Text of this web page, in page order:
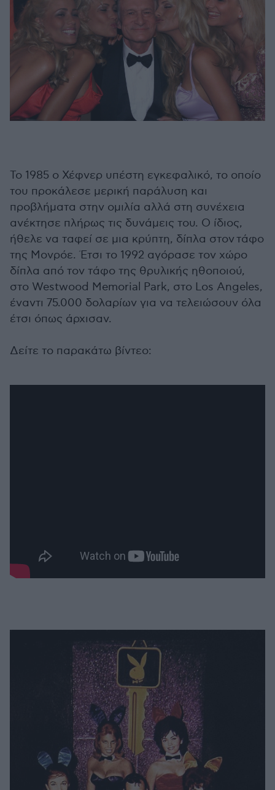
Το 1985 ο Χέφνερ υπέστη εγκεφαλικό, το οποίο
του προκάλεσε μερική παράλυση και
προβλήματα στην ομιλία αλλά στη συνέχεια
ανέκτησε πλήρως τις δυνάμεις του. Ο ίδιος,
ήθελε να ταφεί σε μια κρύπτη, δίπλα στον τάφο
της Μονρόε. Έτσι το 1992 αγόρασε τον χώρο
δίπλα από τον τάφο της θρυλικής ηθοποιού,
στο Westwood Memorial Park, στο Los Angeles,
έναντι 75.000 δολαρίων για να τελειώσουν όλα
έτσι όπως άρχισαν.
Δείτε το παρακάτω βίντεο: